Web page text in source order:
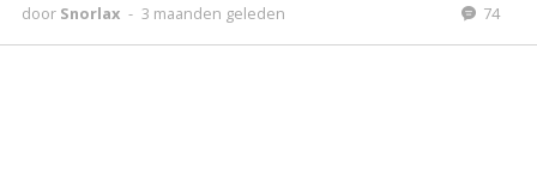
door Snorlax - 3 maanden geleden 74